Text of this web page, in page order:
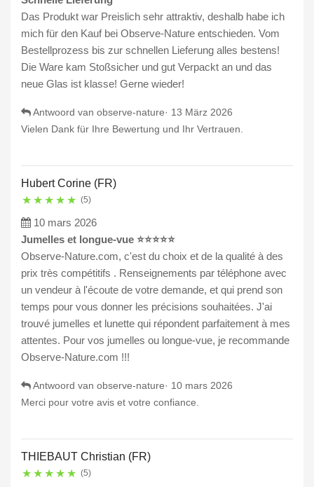
Das Produkt war Preislich sehr attraktiv, deshalb habe ich
mich für den Kauf bei Observe-Nature entschieden. Vom
Bestellprozess bis zur schnellen Lieferung alles bestens!
Die Ware kam Stoßsicher und gut Verpackt an und das
neue Glas ist klasse! Gerne wieder!
Antwoord van observe-nature· 13 März 2026
Vielen Dank für Ihre Bewertung und Ihr Vertrauen.
Hubert Corine (FR)
★ ★ ★ ★ ★ (5)
10 mars 2026
Jumelles et longue-vue ⭐️⭐️⭐️⭐️⭐️
Observe-Nature.com, c'est du choix et de la qualité à des
prix très compétitifs . Renseignements par téléphone avec
un vendeur à l'écoute de votre demande, et qui prend son
temps pour vous donner les précisions souhaitées. J'ai
trouvé jumelles et lunette qui répondent parfaitement à mes
attentes. Pour vos jumelles ou longue-vue, je recommande
Observe-Nature.com !!!
Antwoord van observe-nature· 10 mars 2026
Merci pour votre avis et votre confiance.
THIEBAUT Christian (FR)
★ ★ ★ ★ ★ (5)